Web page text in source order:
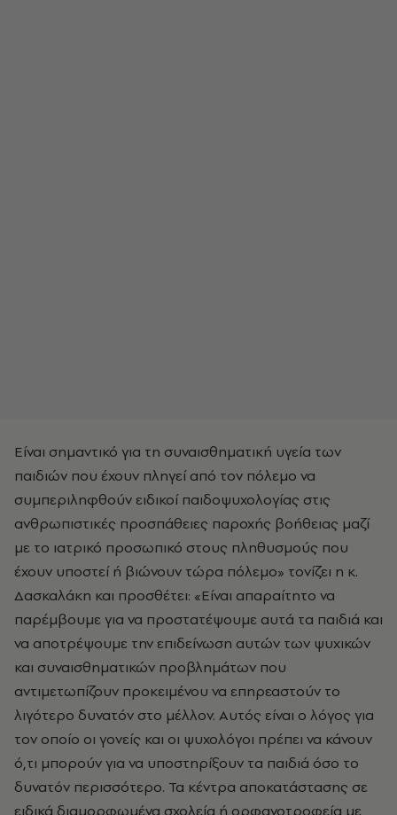
Είναι σημαντικό για τη συναισθηματική υγεία των
παιδιών που έχουν πληγεί από τον πόλεμο να
συμπεριληφθούν ειδικοί παιδοψυχολογίας στις
ανθρωπιστικές προσπάθειες παροχής βοήθειας μαζί
με το ιατρικό προσωπικό στους πληθυσμούς που
έχουν υποστεί ή βιώνουν τώρα πόλεμο» τονίζει η κ.
Δασκαλάκη και προσθέτει: «Είναι απαραίτητο να
παρέμβουμε για να προστατέψουμε αυτά τα παιδιά και
να αποτρέψουμε την επιδείνωση αυτών των ψυχικών
και συναισθηματικών προβλημάτων που
αντιμετωπίζουν προκειμένου να επηρεαστούν το
λιγότερο δυνατόν στο μέλλον. Αυτός είναι ο λόγος για
τον οποίο οι γονείς και οι ψυχολόγοι πρέπει να κάνουν
ό,τι μπορούν για να υποστηρίξουν τα παιδιά όσο το
δυνατόν περισσότερο. Τα κέντρα αποκατάστασης σε
ειδικά διαμορφωμένα σχολεία ή ορφανοτροφεία με